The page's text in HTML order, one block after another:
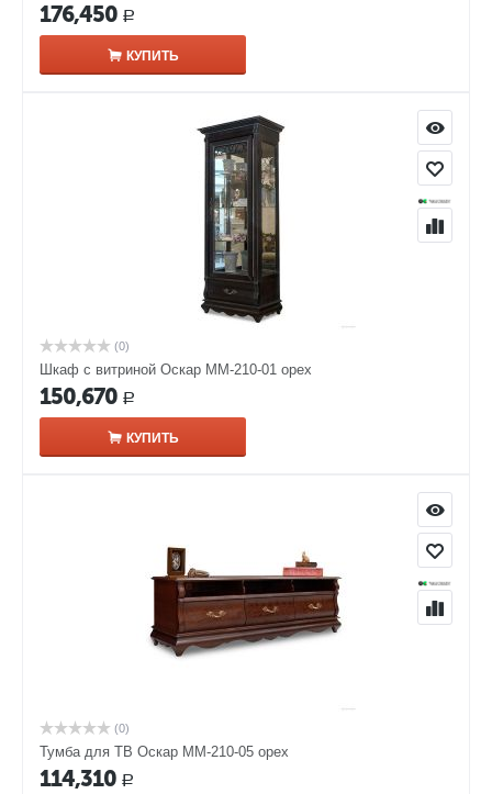
176,450 Р
КУПИТЬ
(0)
Шкаф с витриной Оскар ММ-210-01 орех
150,670 Р
КУПИТЬ
(0)
Тумба для ТВ Оскар ММ-210-05 орех
114,310 Р